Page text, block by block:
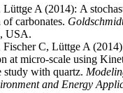
Lüttge A (2014): A
carbonates.
USA.
Fischer C, Lüttge A
at micro-scale using
study with quartz.
and Energy